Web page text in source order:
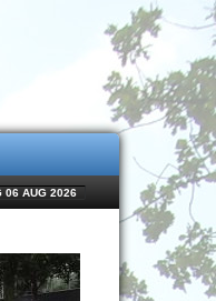
06 AUG 2026